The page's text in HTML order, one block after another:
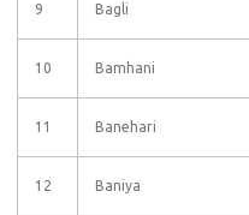
9 Bagli
10 Bamhani
11 Banehari
12 Baniya